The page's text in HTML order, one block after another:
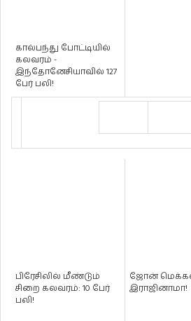
கால்பந்து போட்டியில்
கலவரம் -
இந்தோனேசியாவில் 127
பேர் பலி!
பிரேசிலில் மீண்டும்
சிறை கலவரம்: 10 பேர்
பலி!
ஜோன்
இராஜினாமா!